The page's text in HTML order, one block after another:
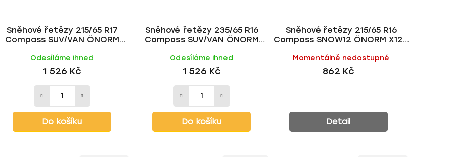
Sněhové řetězy 215/65 R17
Compass SUV/VAN ÖNORM
Odesíláme ihned
1 526 Kč
Do košíku
Sněhové řetězy 235/65 R16
Compass SUV/VAN ÖNORM
Odesíláme ihned
1 526 Kč
Do košíku
Sněhové řetězy 215/65 R16
Compass SNOW12 ÖNORM X120
Momentálně nedostupné
862 Kč
Detail